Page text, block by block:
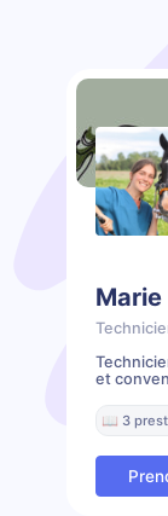
et
📖 3